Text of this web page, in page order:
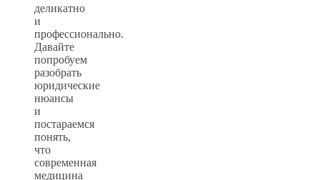
деликатно
и
профессионально.
Давайте
попробуем
разобрать
юридические
нюансы
и
постараемся
понять,
что
современная
медицина